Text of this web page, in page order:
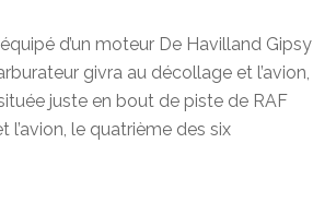
d’un moteur De Havilland Gipsy
givra au décollage et l’avion,
juste en bout de piste de RAF
le quatrième des six